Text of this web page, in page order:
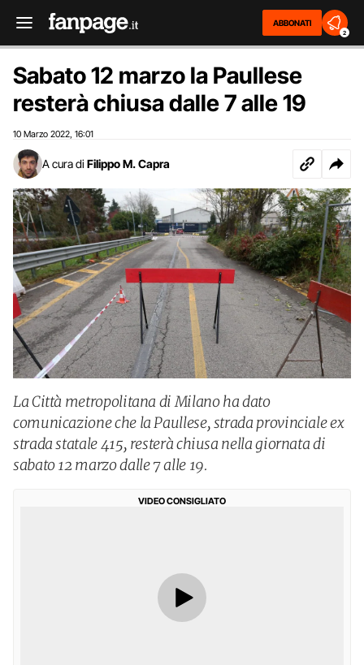
ABBONATI
2
Sabato 12 marzo la Paullese
resterà chiusa dalle 7 alle 19
10 Marzo 2022 16:01
A cura di Filippo M. Capra
La Città metropolitana di Milano ha dato
comunicazione che la Paullese, strada provinciale ex
strada statale 415, resterà chiusa nella giornata di
sabato 12 marzo dalle 7 alle 19.
VIDEO CONSIGLIATO